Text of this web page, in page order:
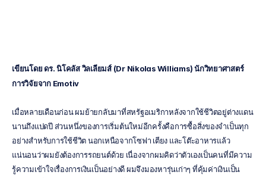
เขียนโดย ดร. นิโคลัส วิลเลียมส์ (Dr Nikolas Williams) นักวิทยาศาสตร์
การวิจัยจาก Emotiv
เมื่อหลายเดือนก่อน ผมย้ายกลับมาที่สหรัฐอเมริกาหลังจากใช้ชีวิตอยู่ต่างแดน
นานถึงแปดปี ส่วนหนึ่งของการเริ่มต้นใหม่อีกครั้งคือการซื้อสิ่งของจำเป็นทุก
อย่างสำหรับการใช้ชีวิต นอกเหนือจากโซฟา เตียง และโต๊ะอาหารแล้ว
แน่นอนว่าผมยังต้องการรถยนต์ด้วย เนื่องจากผมคิดว่าตัวเองเป็นคนที่มีความ
รู้ความเข้าใจเรื่องการเงินเป็นอย่างดี ผมจึงมองหารุ่นเก่าๆ ที่คุ้มค่าเงินเป็น